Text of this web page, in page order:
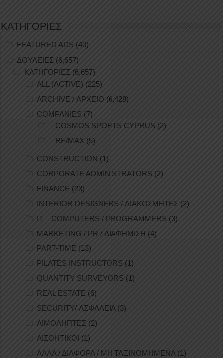
ΚΑΤΗΓΟΡΙΕΣ
FEATURED ADS (40)
ΔΟΥΛΕΙΕΣ (6,657)
ΚΑΤΗΓΟΡΙΕΣ (6,657)
ALL (ACTIVE) (225)
ARCHIVE / ΑΡΧΕΙΟ (6,428)
COMPANIES (7)
– COSMOS SPORTS CYPRUS (2)
– RE/MAX (5)
CONSTRUCTION (1)
CORPORATE ADMINISTRATORS (2)
FINANCE (23)
INTERIOR DESIGNERS / ΔΙΑΚΟΣΜΗΤΕΣ (2)
IT – COMPUTERS / PROGRAMMERS (3)
MARKETING / PR / ΔΙΑΦΗΜΙΣΗ (4)
PART-TIME (13)
PILATES INSTRUCTORS (1)
QUANTITY SURVEYORS (1)
REAL ESTATE (6)
SECURITY/ ΑΣΦΑΛΕΙΑ (3)
ΑΙΜΟΛΗΠΤΕΣ (2)
ΑΙΣΘΗΤΙΚΟΙ (1)
ΑΛΛΑ / ΔΙΑΦΟΡΑ / ΜΗ ΤΑΞΙΝΟΜΗΜΕΝΑ (1)